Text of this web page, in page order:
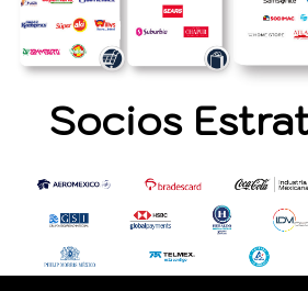
Socios